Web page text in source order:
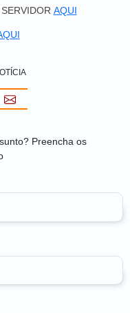
AQUI
Preencha os